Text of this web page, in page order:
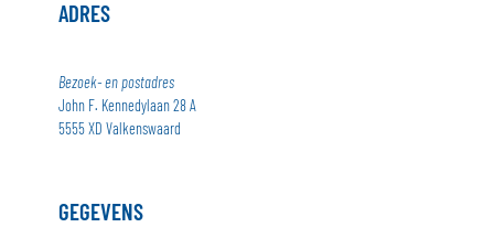
ADRES
Bezoek- en postadres
John F. Kennedylaan 28 A
5555 XD Valkenswaard
GEGEVENS